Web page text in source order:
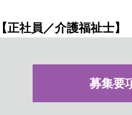
【正社員／介護福祉士】
募集要